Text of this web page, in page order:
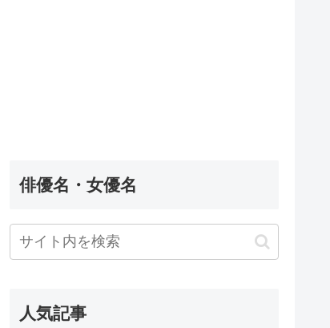
俳優名・女優名
人気記事